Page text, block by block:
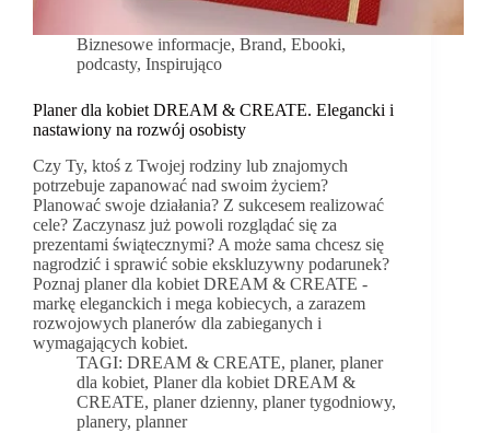
Biznesowe informacje, Brand, Ebooki,
podcasty, Inspirująco
Planer dla kobiet DREAM & CREATE. Elegancki i
nastawiony na rozwój osobisty
Czy Ty, ktoś z Twojej rodziny lub znajomych
potrzebuje zapanować nad swoim życiem?
Planować swoje działania? Z sukcesem realizować
cele? Zaczynasz już powoli rozglądać się za
prezentami świątecznymi? A może sama chcesz się
nagrodzić i sprawić sobie ekskluzywny podarunek?
Poznaj planer dla kobiet DREAM & CREATE -
markę eleganckich i mega kobiecych, a zarazem
rozwojowych planerów dla zabieganych i
wymagających kobiet.
TAGI: DREAM & CREATE,planer,planer
dla kobiet, Planer dla kobiet DREAM &
CREATE, planer dzienny, planer tygodniowy,
planery, planner